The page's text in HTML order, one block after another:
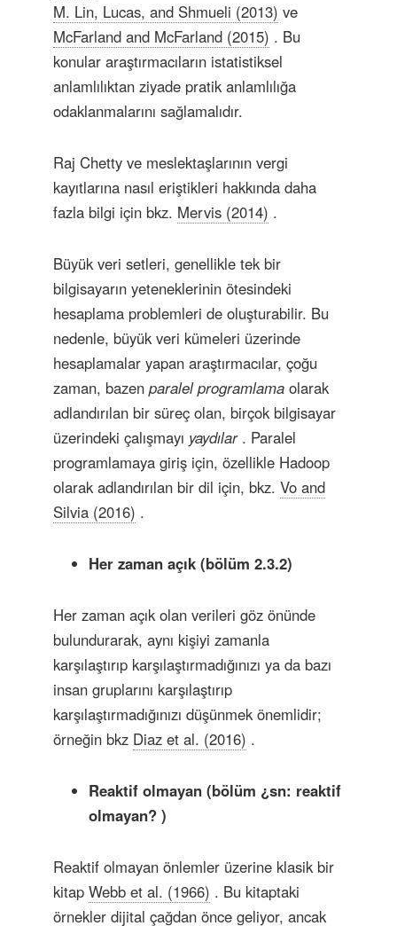
M. Lin, Lucas, and Shmueli (2013) ve
McFarland and McFarland (2015) . Bu
konular araştırmacıların istatistiksel
anlamlılıktan ziyade pratik anlamlılığa
odaklanmalarını sağlamalıdır.
Raj Chetty ve meslektaşlarının vergi
kayıtlarına nasıl eriştikleri hakkında daha
fazla bilgi için bkz. Mervis (2014) .
Büyük veri setleri, genellikle tek bir
bilgisayarın yeteneklerinin ötesindeki
hesaplama problemleri de oluşturabilir. Bu
nedenle, büyük veri kümeleri üzerinde
hesaplamalar yapan araştırmacılar, çoğu
zaman, bazen paralel programlama olarak
adlandırılan bir süreç olan, birçok bilgisayar
üzerindeki çalışmayı yaydılar. Paralel
programlamaya giriş için, özellikle Hadoop
olarak adlandırılan bir dil için, bkz. Vo and
Silvia (2016) .
Her zaman açık (bölüm 2.3.2)
Her zaman açık olan verileri göz önünde
bulundurarak, aynı kişiyi zamanla
karşılaştırıp karşılaştırmadığınızı ya da bazı
insan gruplarını karşılaştırıp
karşılaştırmadığınızı düşünmek önemlidir;
örneğin bkz Diaz et al. (2016) .
Reaktif olmayan (bölüm ¿sn: reaktif
olmayan? )
Reaktif olmayan önlemler üzerine klasik bir
kitap Webb et al. (1966) . Bu kitaptaki
örnekler dijital çağdan önce geliyor, ancak